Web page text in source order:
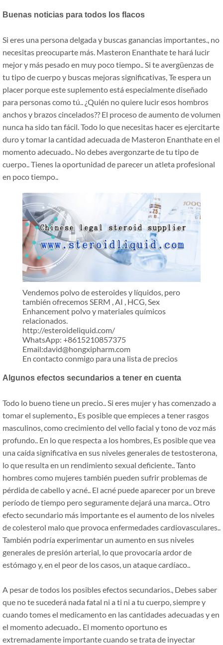
Buenas noticias para todos los flacos
Si eres una persona delgada y buscas ganancias importantes., no
necesitas preocuparte más. Masteron Enanthate te hará lucir
mejor y más pesado en muy poco tiempo.. Si te avergüenzas de
tu tipo de cuerpo y buscas mejoras significativas, Te espera un
placer porque este suplemento está especialmente diseñado
para personas como tú.. ¿Quién no quiere lucir esos hombros
anchos y brazos cincelados?? El proceso de aumento de volumen
nunca ha sido tan fácil. Todo lo que necesitas hacer es ejercitarte
duro y tomar la cantidad adecuada de Masteron Enanthate en el
momento adecuado.. No debes avergonzarte de tu tipo de
cuerpo.. Tienes la oportunidad de parecer un atleta profesional
en poco tiempo..
Vendemos polvo de esteroides y líquidos, pero
también ofrecemos SERM , AI , HCG, Sex
Enhancement polvo y materiales químicos
relacionados.
http://esteroideliquid.com/
WhatsApp: +8615210857375
Email:david@hongxipharm.com
En contacto conmigo para una lista de precios
Algunos efectos secundarios a tener en cuenta
Todo lo bueno tiene un precio.. Si eres mujer y has comenzado a
tomar el suplemento., Es posible que empieces a tener rasgos
masculinos, como crecimiento del vello facial y tono de voz más
profundo.. En lo que respecta a los hombres, Es posible que vea
una caída significativa en sus niveles generales de testosterona,
lo que resulta en un rendimiento sexual deficiente.. Tanto
hombres como mujeres también pueden sufrir problemas de
pérdida de cabello y acné.. El acné puede aparecer por un breve
período de tiempo pero seguramente dejará una marca.. Otro
efecto secundario más importante es el aumento de los niveles
de colesterol malo que provoca enfermedades cardiovasculares..
También podría experimentar un aumento en sus niveles
generales de presión arterial, lo que provocaría ardor de
estómago y, en el peor de los casos, un ataque cardíaco..
A pesar de todos los posibles efectos secundarios., Debes saber
que no te sucederá nada fatal ni a ti ni a tu cuerpo, siempre y
cuando tomes el medicamento en las cantidades adecuadas y en
el momento adecuado.. El momento oportuno es
extremadamente importante cuando se trata de inyectar